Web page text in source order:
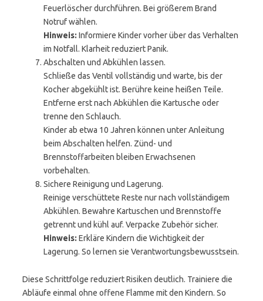
Feuerlöscher durchführen. Bei größerem Brand
Notruf wählen.
Hinweis: Informiere Kinder vorher über das Verhalten
im Notfall. Klarheit reduziert Panik.
Abschalten und Abkühlen lassen.
Schließe das Ventil vollständig und warte, bis der
Kocher abgekühlt ist. Berühre keine heißen Teile.
Entferne erst nach Abkühlen die Kartusche oder
trenne den Schlauch.
Kinder ab etwa 10 Jahren können unter Anleitung
beim Abschalten helfen. Zünd- und
Brennstoffarbeiten bleiben Erwachsenen
vorbehalten.
Sichere Reinigung und Lagerung.
Reinige verschüttete Reste nur nach vollständigem
Abkühlen. Bewahre Kartuschen und Brennstoffe
getrennt und kühl auf. Verpacke Zubehör sicher.
Hinweis: Erkläre Kindern die Wichtigkeit der
Lagerung. So lernen sie Verantwortungsbewusstsein.
Diese Schrittfolge reduziert Risiken deutlich. Trainiere die
Abläufe einmal ohne offene Flamme mit den Kindern. So